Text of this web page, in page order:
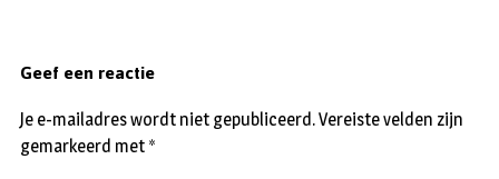
Geef een reactie
Je e-mailadres wordt niet gepubliceerd.Vereiste velden zijn
gemarkeerd met *